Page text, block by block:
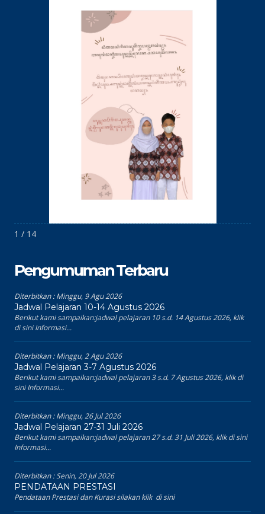
1 / 14
Pengumuman Terbaru
Diterbitkan :Minggu, 9 Agu 2026
Jadwal Pelajaran 10-14 Agustus 2026
Berikut kami sampaikan:jadwal pelajaran 10 s.d. 14 Agustus 2026, klik
di sini Informasi...
Diterbitkan :Minggu, 2 Agu 2026
Jadwal Pelajaran 3-7 Agustus 2026
Berikut kami sampaikan:jadwal pelajaran 3 s.d. 7 Agustus 2026, klik di
sini Informasi...
Diterbitkan :Minggu, 26 Jul 2026
Jadwal Pelajaran 27-31 Juli 2026
Berikut kami sampaikan:jadwal pelajaran 27 s.d. 31 Juli 2026, klik di sini
Informasi...
Diterbitkan :Senin, 20 Jul 2026
PENDATAAN PRESTASI
Pendataan Prestasi dan Kurasi silakan klik di sini